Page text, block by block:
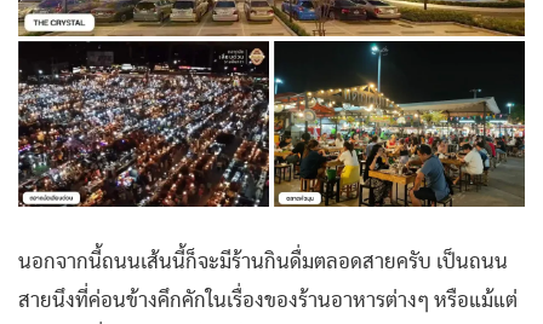
นอกจากนี้ถนนเส้นนี้ก็จะมีร้านกินดื่มตลอดสายครับ เป็นถนน
สายนึงที่ค่อนข้างคึกคักในเรื่องของร้านอาหารต่างๆ หรือแม้แต่